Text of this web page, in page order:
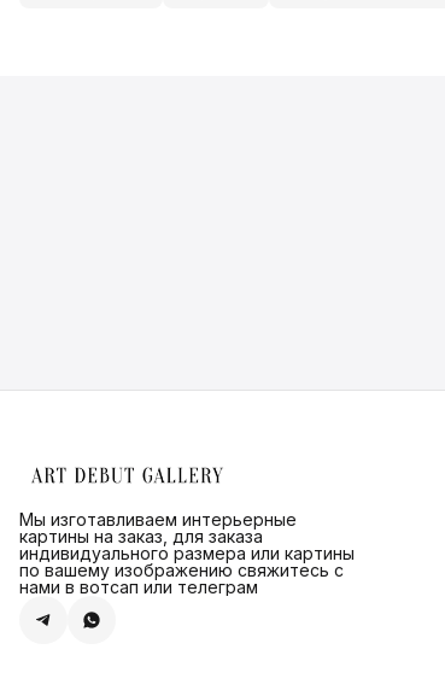
Мы изготавливаем интерьерные
картины на заказ, для заказа
индивидуального размера или картины
по вашему изображению свяжитесь с
нами в вотсап или телеграм